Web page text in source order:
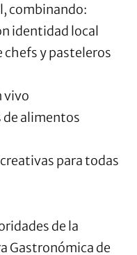
combinando:
identidad local
chefs y pasteleros
vivo
de alimentos
para todas
de la
Gastronómica de